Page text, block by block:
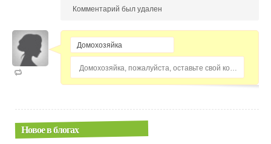
Комментарий был удален
Домохозяйка, пожалуйста, оставьте свой комментарий...
Новое в блогах